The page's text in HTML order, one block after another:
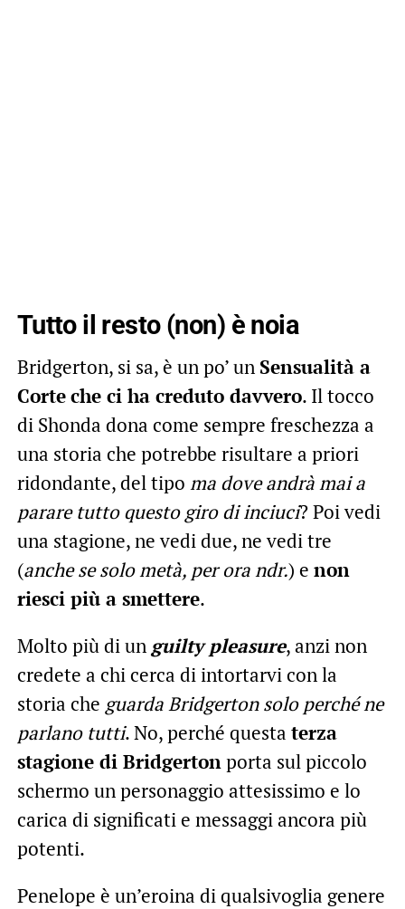
Tutto il resto (non) è noia
Bridgerton, si sa, è un po’ un Sensualità a
Corteche ci ha creduto davvero. Il tocco
di Shonda dona come sempre freschezza a
una storia che potrebbe risultare a priori
ridondante, del tipo ma dove andrà mai a
parare tutto questo giro di inciuci? Poi vedi
una stagione, ne vedi due, ne vedi tre
(anche se solo metà, per ora ndr.) e non
riesci più a smettere.
Molto più di un guilty pleasure, anzi non
credete a chi cerca di intortarvi con la
storia che guarda Bridgerton solo perché ne
parlano tutti. No, perché questa terza
stagione di Bridgerton porta sul piccolo
schermo un personaggio attesissimo e lo
carica di significati e messaggi ancora più
potenti.
Penelope è un’eroina di qualsivoglia genere